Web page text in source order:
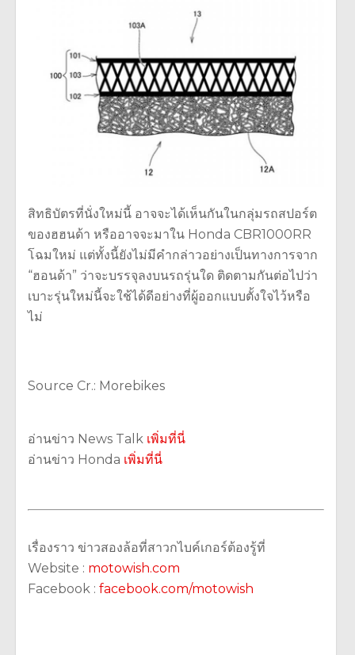
สิทธิบัตรที่นั่งใหม่นี้ อาจจะได้เห็นกันในกลุ่มรถสปอร์ต
ของฮฮนด้า หรืออาจจะมาใน Honda CBR1000RR
โฉมใหม่ แต่ทั้งนี้ยังไม่มีคำกล่าวอย่างเป็นทางการจาก
“ฮอนด้า” ว่าจะบรรจุลงบนรถรุ่นใด ติดตามกันต่อไปว่า
เบาะรุ่นใหม่นี้จะใช้ได้ดีอย่างที่ผู้ออกแบบตั้งใจไว้หรือ
ไม่
Source Cr.: Morebikes
อ่านข่าว News Talk เพิ่มที่นี่
อ่านข่าว Honda เพิ่มที่นี่
เรื่องราว ข่าวสองล้อที่สาวกไบค์เกอร์ต้องรู้ที่
Website : motowish.com
Facebook : facebook.com/motowish